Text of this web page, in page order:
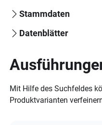
Stammdaten
Datenblätter
Mit Hilfe des Suchfeldes
Produktvarianten